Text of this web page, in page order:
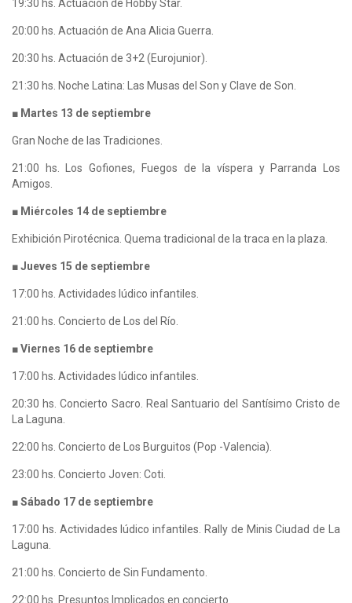
19:30 hs. Actuación de Hobby Star.
20:00 hs. Actuación de Ana Alicia Guerra.
20:30 hs. Actuación de 3+2 (Eurojunior).
21:30 hs. Noche Latina: Las Musas del Son y Clave de Son.
■ Martes 13 de septiembre
Gran Noche de las Tradiciones.
21:00 hs. Los Gofiones, Fuegos de la víspera y Parranda Los
Amigos.
■ Miércoles 14 de septiembre
Exhibición Pirotécnica. Quema tradicional de la traca en la plaza.
■ Jueves 15 de septiembre
17:00 hs. Actividades lúdico infantiles.
21:00 hs. Concierto de Los del Río.
■ Viernes 16 de septiembre
17:00 hs. Actividades lúdico infantiles.
20:30 hs. Concierto Sacro. Real Santuario del Santísimo Cristo de
La Laguna.
22:00 hs. Concierto de Los Burguitos (Pop -Valencia).
23:00 hs. Concierto Joven: Coti.
■ Sábado 17 de septiembre
17:00 hs. Actividades lúdico infantiles. Rally de Minis Ciudad de La
Laguna.
21:00 hs. Concierto de Sin Fundamento.
22:00 hs. Presuntos Implicados en concierto.